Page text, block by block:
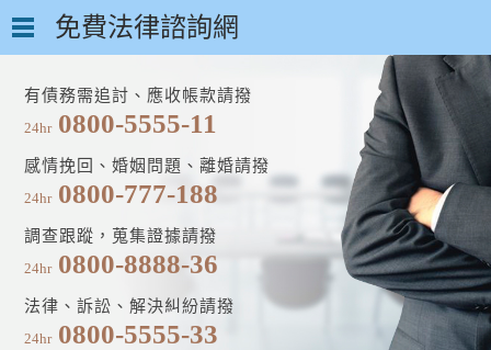
免費法律諮詢網
有債務需追討、應收帳款請撥
24hr 0800-5555-11
感情挽回、婚姻問題、離婚請撥
24hr 0800-777-188
調查跟蹤，蒐集證據請撥
24hr 0800-8888-36
法律、訴訟、解決糾紛請撥
24hr 0800-5555-33